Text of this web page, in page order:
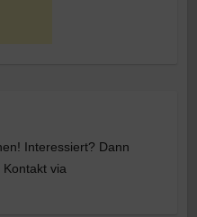
Interessiert? Dann
via